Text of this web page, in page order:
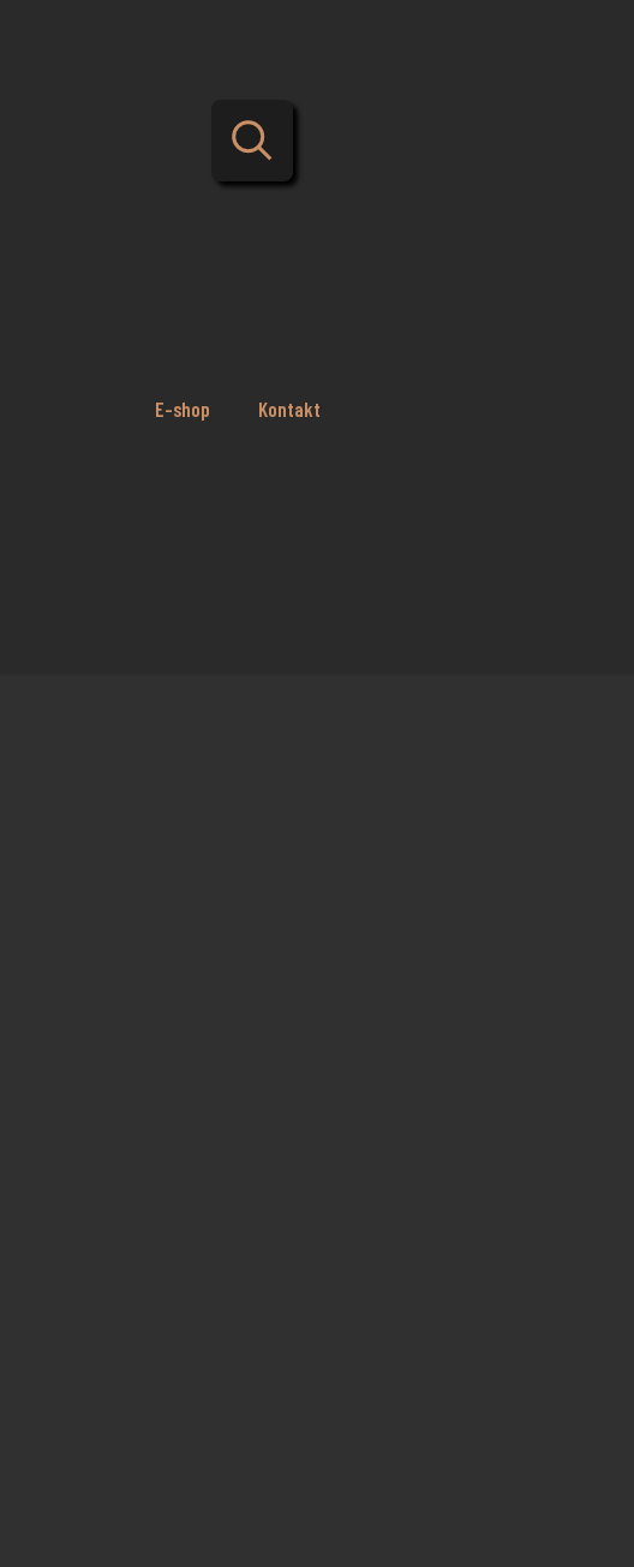
E-shop Kontakt